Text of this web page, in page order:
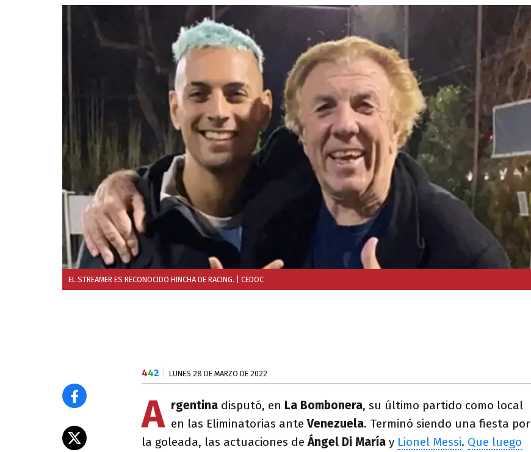
EL STREAMER ES RECONOCIDO HINCHA DE RACING. | CEDOC
442 LUNES 28 DE MARZO DE 2022
A rgentina disputó, en La Bombonera, su último partido como local
en las Eliminatorias anteVenezuela. Terminó siendo una fiesta por
la goleada, las actuaciones deÁngel Di María y Lionel Messi. Que luego